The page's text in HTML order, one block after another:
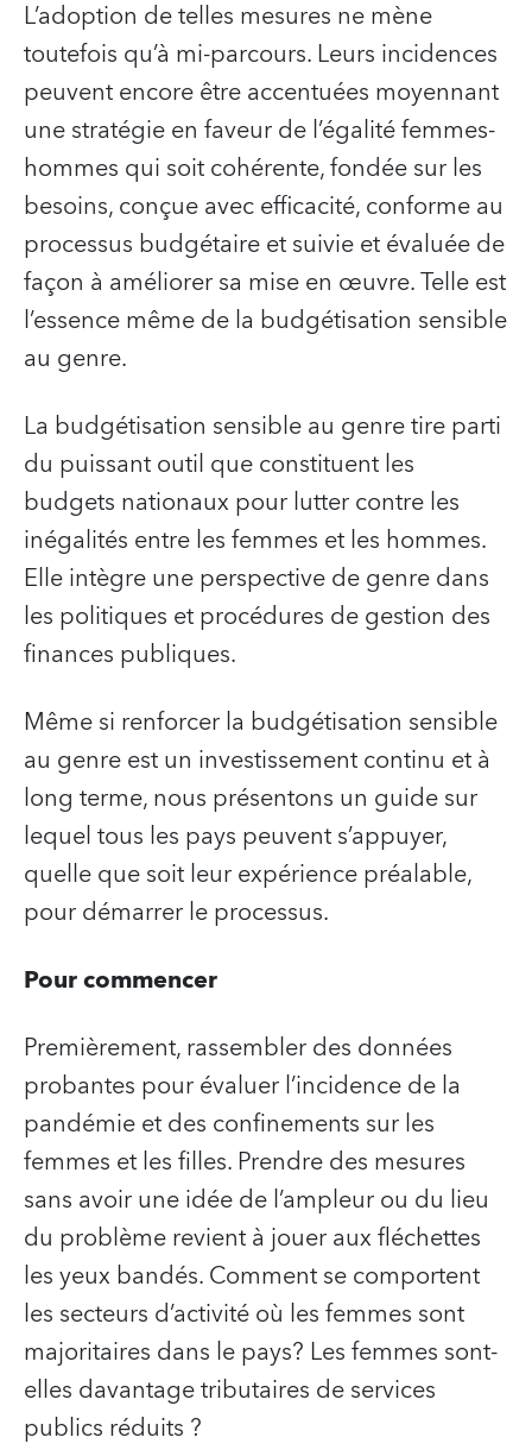
L’adoption de telles mesures ne mène
toutefois qu’à mi-parcours. Leurs incidences
peuvent encore être accentuées moyennant
une stratégie en faveur de l’égalité femmes-
hommes qui soit cohérente, fondée sur les
besoins, conçue avec efficacité, conforme au
processus budgétaire et suivie et évaluée de
façon à améliorer sa mise en œuvre. Telle est
l’essence même de la budgétisation sensible
au genre.
La budgétisation sensible au genre tire parti
du puissant outil que constituent les
budgets nationaux pour lutter contre les
inégalités entre les femmes et les hommes.
Elle intègre une perspective de genre dans
les politiques et procédures de gestion des
finances publiques.
Même si renforcer la budgétisation sensible
au genre est un investissement continu et à
long terme, nous présentons un guide sur
lequel tous les pays peuvent s’appuyer,
quelle que soit leur expérience préalable,
pour démarrer le processus.
Pour commencer
Premièrement, rassembler des données
probantes pour évaluer l’incidence de la
pandémie et des confinements sur les
femmes et les filles. Prendre des mesures
sans avoir une idée de l’ampleur ou du lieu
du problème revient à jouer aux fléchettes
les yeux bandés. Comment se comportent
les secteurs d’activité où les femmes sont
majoritaires dans le pays? Les femmes sont-
elles davantage tributaires de services
publics réduits ?